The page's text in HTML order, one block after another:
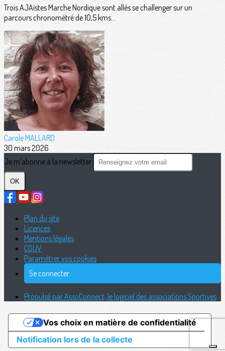
Trois AJAïstes Marche Nordique sont allés se challenger sur un
parcours chronométré de 10,5 kms...
Carole MALLARD
30 mars 2026
Je m'abonne à la newsletter
OK
Plan du site
Licences
Mentions légales
CGUV
Paramétrer vos cookies
Se connecter
Propulsé par AssoConnect, le logiciel des associations Sportives
Notification lors de la collecte
Vos choix en matière de confidentialité